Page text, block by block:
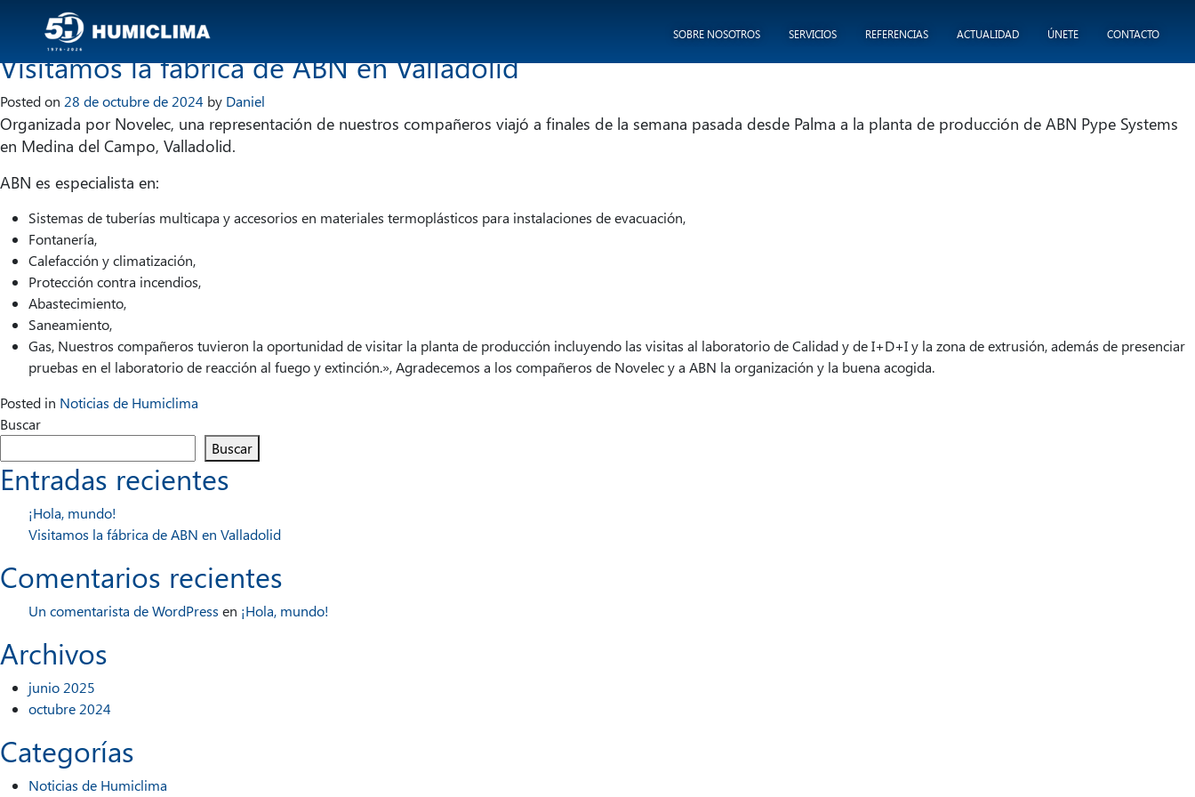
SOBRE NOSOTROS SERVICIOS REFERENCIAS ACTUALIDAD ÚNETE CONTACTO
Categoría:Noticias de Humiclima
Visitamos la fábrica de ABN en Valladolid
Posted on 28 de octubre de 2024 by Daniel
Organizada por Novelec, una representación de nuestros compañeros viajó a finales de la semana pasada desde Palma a la planta de producción de ABN Pype Systems
en Medina del Campo, Valladolid.
ABN es especialista en:
Sistemas de tuberías multicapa y accesorios en materiales termoplásticos para instalaciones de evacuación,
Fontanería,
Calefacción y climatización,
Protección contra incendios,
Abastecimiento,
Saneamiento,
Gas, Nuestros compañeros tuvieron la oportunidad de visitar la planta de producción incluyendo las visitas al laboratorio de Calidad y de I+D+I y la zona de extrusión, además de presenciar
pruebas en el laboratorio de reacción al fuego y extinción.», Agradecemos a los compañeros de Novelec y a ABN la organización y la buena acogida.
Posted in Noticias de Humiclima
Buscar
Buscar
Entradas recientes
¡Hola, mundo!
Visitamos la fábrica de ABN en Valladolid
Comentarios recientes
Un comentarista de WordPress en ¡Hola, mundo!
Archivos
junio 2025
octubre 2024
Categorías
Noticias de Humiclima